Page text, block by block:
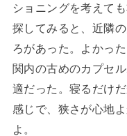
ショニングを考えて
探してみると、近隣
ろがあった。よかっ
関内の古めのカプセ
適だった。寝るだけ
感じで、狭さが心地
よ。